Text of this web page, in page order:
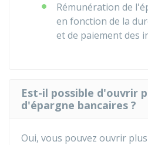
Rémunération de
en fonction de la
et de paiement des
Est-il possible d'ouvrir
d'épargne bancaires ?
Oui, vous pouvez ouvrir